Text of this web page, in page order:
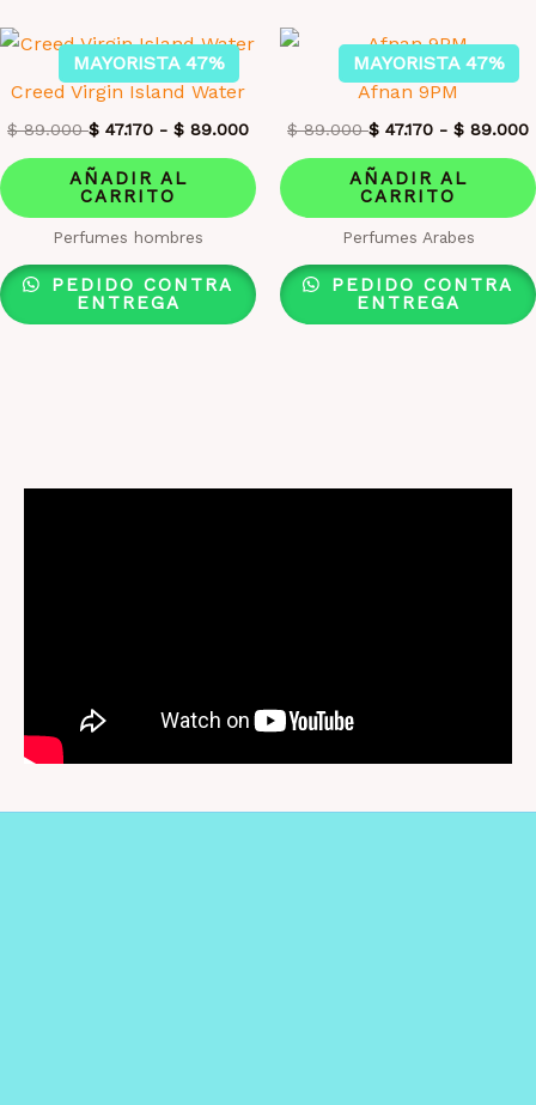
MAYORISTA 47%
Creed Virgin Island Water
$89.000 $ 47.170 - $ 89.000
AÑADIR AL
CARRITO
Perfumes hombres
PEDIDO CONTRA
ENTREGA
MAYORISTA 47%
Afnan 9PM
$89.000 $ 47.170 - $ 89.000
AÑADIR AL
CARRITO
Perfumes Arabes
PEDIDO CONTRA
ENTREGA